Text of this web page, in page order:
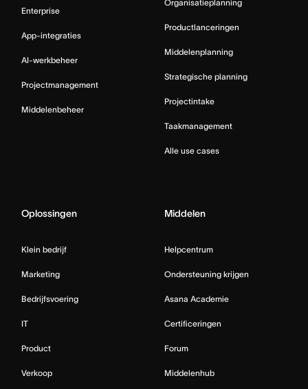
Enterprise
App-integraties
AI-werkbeheer
Projectmanagement
Middelenbeheer
Organisatieplanning
Productlanceringen
Middelenplanning
Strategische planning
Projectintake
Taakmanagement
Alle use cases
Oplossingen
Klein bedrijf
Marketing
Bedrijfsvoering
IT
Product
Verkoop
Middelen
Helpcentrum
Ondersteuning krijgen
Asana Academie
Certificeringen
Forum
Middelenhub